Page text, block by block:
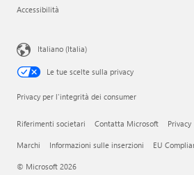
Accessibilità
Italiano (Italia)
Le tue scelte sulla privacy
Privacy per l'integrità dei consumer
Riferimenti societari Contatta Microsoft Privacy
Marchi Informazioni sulle inserzioni EU
© Microsoft 2026